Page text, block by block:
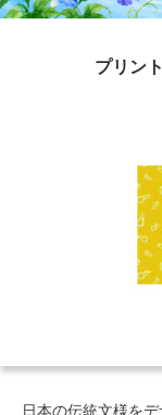
プリン
日本の伝統文様を